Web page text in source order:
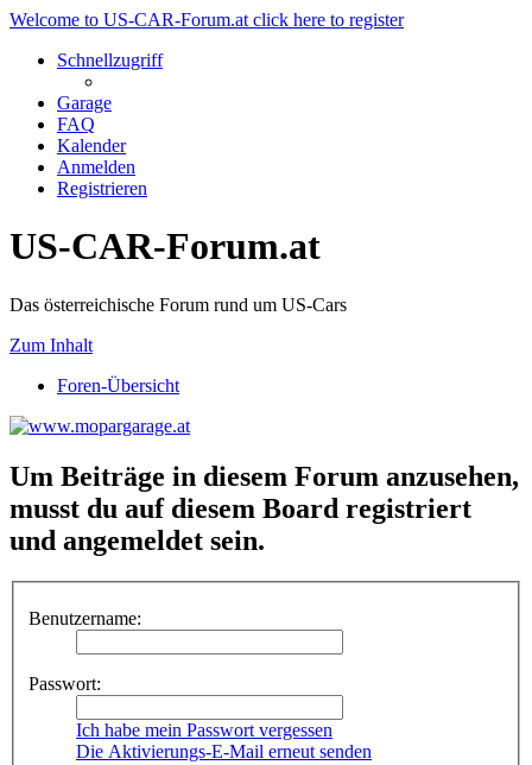
Welcome to US-CAR-Forum.at click here to register
Schnellzugriff
Garage
FAQ
Kalender
Anmelden
Registrieren
US-CAR-Forum.at
Das österreichische Forum rund um US-Cars
Zum Inhalt
Foren-Übersicht
Um Beiträge in diesem Forum anzusehen,
musst du auf diesem Board registriert
und angemeldet sein.
Benutzername:
Passwort:
Ich habe mein Passwort vergessen
Die Aktivierungs-E-Mail erneut senden